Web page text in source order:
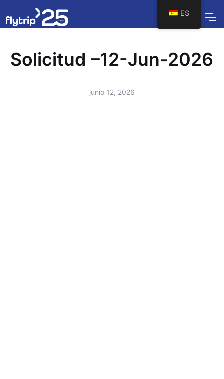
Solicitud –12-Jun-2026
junio 12, 2026
ES